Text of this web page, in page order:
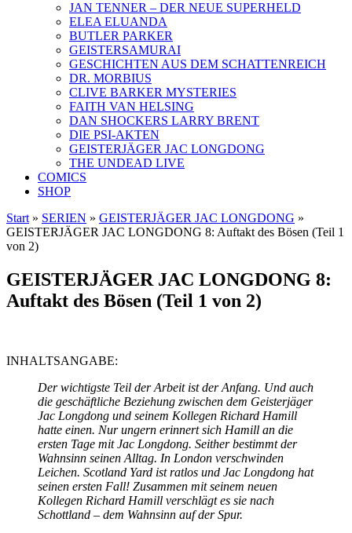
JAN TENNER – DER NEUE SUPERHELD
ELEA ELUANDA
BUTLER PARKER
GEISTERSAMURAI
GESCHICHTEN AUS DEM SCHATTENREICH
DR. MORBIUS
CLIVE BARKER MYSTERIES
FAITH VAN HELSING
DAN SHOCKERS LARRY BRENT
DIE PSI-AKTEN
GEISTERJÄGER JAC LONGDONG
THE UNDEAD LIVE
COMICS
SHOP
Start » SERIEN » GEISTERJÄGER JAC LONGDONG »
GEISTERJÄGER JAC LONGDONG 8: Auftakt des Bösen (Teil 1
von 2)
GEISTERJÄGER JAC LONGDONG 8:
Auftakt des Bösen (Teil 1 von 2)
INHALTSANGABE:
Der wichtigste Teil der Arbeit ist der Anfang. Und auch
die geschäftliche Beziehung zwischen dem Geisterjäger
Jac Longdong und seinem Kollegen Richard Hamill
hatte einen. Nur ungern erinnert sich Hamill an die
ersten Tage mit Jac Longdong. Seither bestimmt der
Wahnsinn seinen Alltag. In London verschwinden
Leichen. Scotland Yard ist ratlos und Jac Longdong hat
seinen ersten Fall! Zusammen mit seinem neuen
Kollegen Richard Hamill verschlägt es sie nach
Schottland – dem Wahnsinn auf der Spur.